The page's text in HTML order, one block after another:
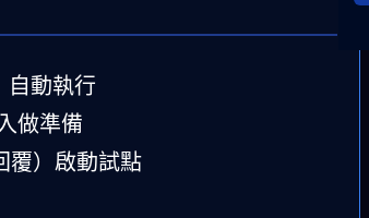
自動執行
做準備
覆）啟動試點